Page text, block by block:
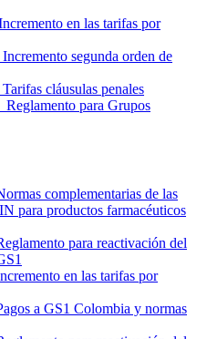
en las tarifas por
segunda orden de
cláusulas penales
para Grupos
complementarias de las
para productos farmacéuticos
para reactivación del
en las tarifas por
a GS1 Colombia y normas